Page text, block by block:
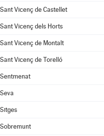
Sant Vicenç de Castellet
Sant Vicenç dels Horts
Sant Vicenç de Montalt
Sant Vicenç de Torelló
Sentmenat
Seva
Sitges
Sobremunt